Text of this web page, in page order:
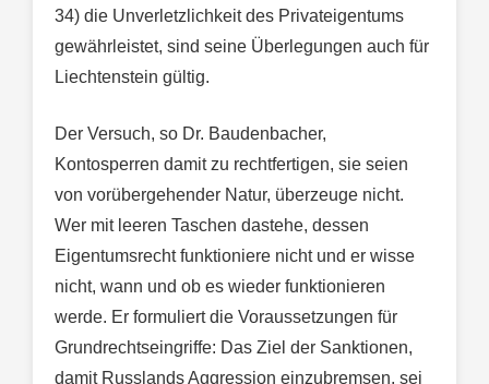
34) die Unverletzlichkeit des Privateigentums
gewährleistet, sind seine Überlegungen auch für
Liechtenstein gültig.
Der Versuch, so Dr. Baudenbacher,
Kontosperren damit zu rechtfertigen, sie seien
von vorübergehender Natur, überzeuge nicht.
Wer mit leeren Taschen dastehe, dessen
Eigentumsrecht funktioniere nicht und er wisse
nicht, wann und ob es wieder funktionieren
werde. Er formuliert die Voraussetzungen für
Grundrechtseingriffe: Das Ziel der Sanktionen,
damit Russlands Aggression einzubremsen, sei